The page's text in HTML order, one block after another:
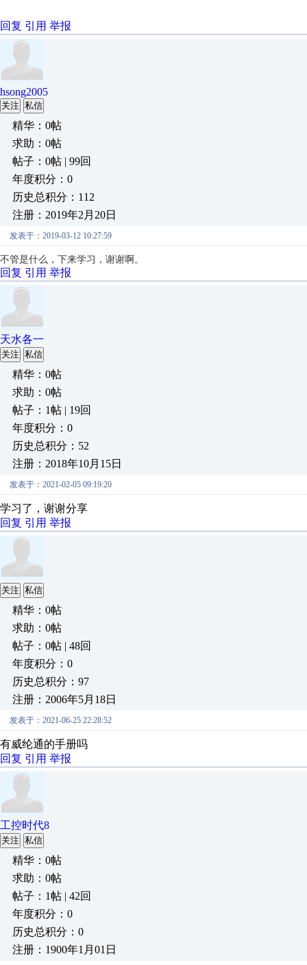
回复 引用 举报
hsong2005
关注 私信
精华：0帖
求助：0帖
帖子：0帖 | 99回
年度积分：0
历史总积分：112
注册：2019年2月20日
发表于：2019-03-12 10:27:59
不管是什么，下来学习，谢谢啊。
回复 引用 举报
天水各一
关注 私信
精华：0帖
求助：0帖
帖子：1帖 | 19回
年度积分：0
历史总积分：52
注册：2018年10月15日
发表于：2021-02-05 09:19:20
学习了，谢谢分享
回复 引用 举报
关注 私信
精华：0帖
求助：0帖
帖子：0帖 | 48回
年度积分：0
历史总积分：97
注册：2006年5月18日
发表于：2021-06-25 22:28:52
有威纶通的手册吗
回复 引用 举报
工控时代8
关注 私信
精华：0帖
求助：0帖
帖子：1帖 | 42回
年度积分：0
历史总积分：0
注册：1900年1月01日